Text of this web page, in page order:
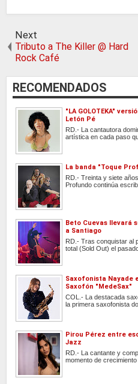
Next
Tributo a The Killer @ Hard
Rock Café
RECOMENDADOS
"LA GOLOTEKA"
Letón Pé
RD.- La cantautora
artística en cada paso
La banda "Toque
RD.- Treinta y siete
Profundo continúa
Beto Cuevas llevará
a Santiago
RD.- Tras conquistar al
total (Sold Out) el
Saxofonista Nayade
Saxofón "MedeSax"
COL.- La destacada
la primera saxofonista
Pirou Pérez entre
Jazz
RD.- La cantante y
momento de crecimiento